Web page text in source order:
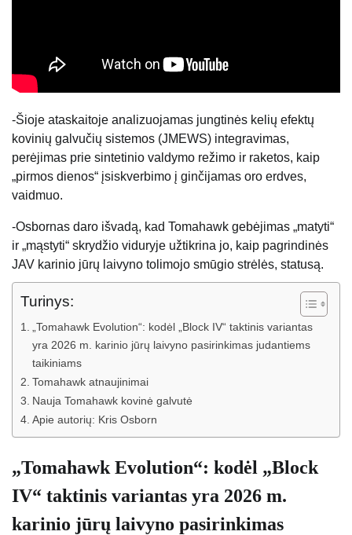
-Šioje ataskaitoje analizuojamas jungtinės kelių efektų
kovinių galvučių sistemos (JMEWS) integravimas,
perėjimas prie sintetinio valdymo režimo ir raketos, kaip
„pirmos dienos“ įsiskverbimo į ginčijamas oro erdves,
vaidmuo.
-Osbornas daro išvadą, kad Tomahawk gebėjimas „matyti“
ir „mąstyti“ skrydžio viduryje užtikrina jo, kaip pagrindinės
JAV karinio jūrų laivyno tolimojo smūgio strėlės, statusą.
Turinys:
„Tomahawk Evolution“: kodėl „Block IV“ taktinis variantas
yra 2026 m. karinio jūrų laivyno pasirinkimas judantiems
taikiniams
Tomahawk atnaujinimai
Nauja Tomahawk kovinė galvutė
Apie autorių: Kris Osborn
„Tomahawk Evolution“: kodėl „Block
IV“ taktinis variantas yra 2026 m.
karinio jūrų laivyno pasirinkimas